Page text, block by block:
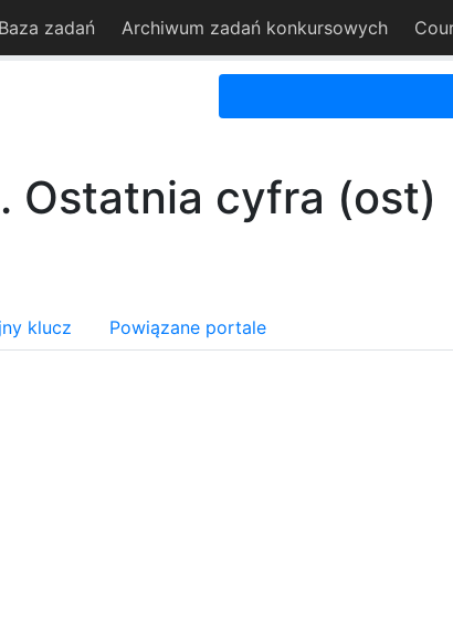
Baza zadań Archiwum zadań konkursowych
Ostatnia cyfra (ost)
klucz Powiązane portale